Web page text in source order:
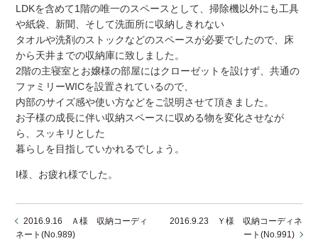
LDKを含めて1階の唯一のスペースとして、掃除機以外にも工具
や紙袋、新聞、そして洗面所に収納しきれない
タオルや洗剤のストックなどのスペースが必要でしたので、床
から天井までの収納庫に致しました。
2階の主寝室とお嬢様の部屋にはクローゼットを設けず、共通の
ファミリーWICを設置されているので、
内部のサイズ感や使い方などをご説明させて頂きました。
お子様の成長に伴い収納スペースに収める物を変化させなが
ら、スッキリとした
暮らしを目指していかれるでしょう。
I様、お疲れ様でした。
2016.9.16 Ａ様 収納コーディ
ネート(No.989)
2016.9.23 Ｙ様 収納コーディネ
ート(No.991)